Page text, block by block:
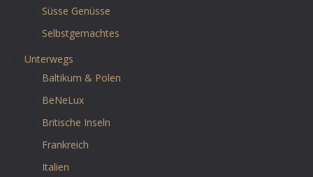
Süsse Genüsse
Selbstgemachtes
Unterwegs
Baltikum & Polen
BeNeLux
Britische Inseln
Frankreich
Italien